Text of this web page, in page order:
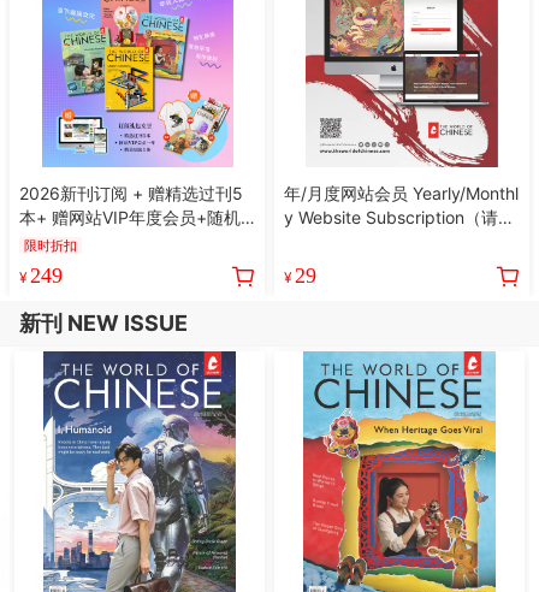
2026新刊订阅 + 赠精选过刊5
本+ 赠网站VIP年度会员+随机
周边
限时折扣
¥249
年/月度网站会员 Yearly/Monthl
y Website Subscription（请关
¥29
新刊 NEW ISSUE